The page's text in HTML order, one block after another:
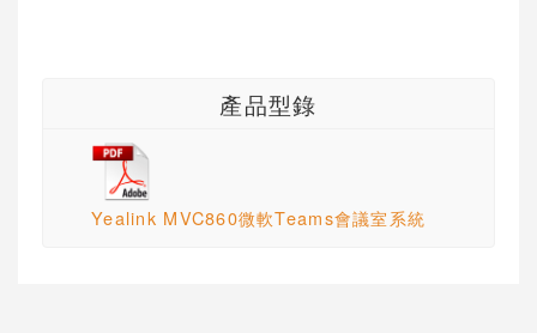
產品型錄
Yealink MVC860微軟Teams會議室系統